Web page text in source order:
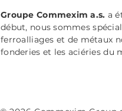
Groupe Commexim a.s. a
début, nous sommes
ferroalliages et de métaux
fonderies et les aciéries du